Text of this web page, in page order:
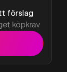
förslag
köpkrav